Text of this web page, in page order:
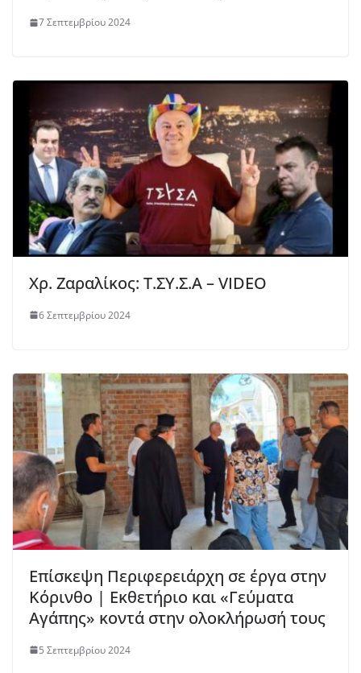
7 Σεπτεμβρίου 2024
Χρ. Ζαραλίκος: Τ.ΣΥ.Σ.Α – VIDEO
6 Σεπτεμβρίου 2024
Επίσκεψη Περιφερειάρχη σε έργα στην
Κόρινθο | Εκθετήριο και «Γεύματα
Αγάπης» κοντά στην ολοκλήρωσή τους
5 Σεπτεμβρίου 2024